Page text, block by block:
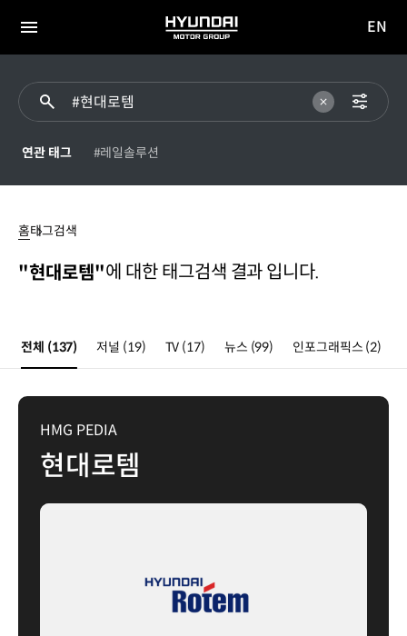
전체
HYUNDAI
MOTOR
이동
EN
연관 태그 #레일솔루션
홈태그검색
"현대로템"에 대한 태그검색 결과 입니다.
전체 (137) 저널 (19) TV (17) 뉴스 (99) 인포그래픽스 (2)
HMG PEDIA
현대로템